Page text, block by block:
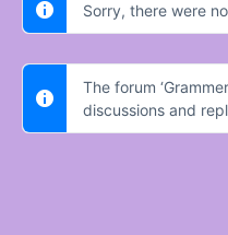
Sorry, there were
The forum
discussions and